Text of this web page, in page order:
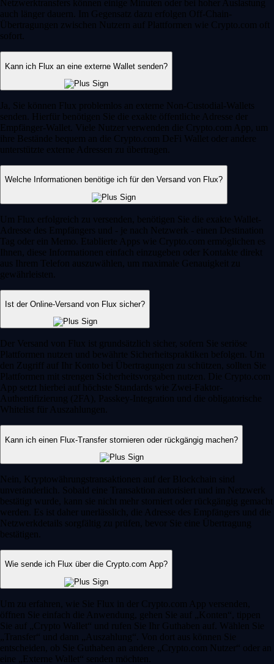
Netzwerktransfers können einige Minuten oder bei hoher Auslastung
auch länger dauern. Im Gegensatz dazu erfolgen Off-Chain-
Übertragungen zwischen Nutzern auf Plattformen wie Crypto.com oft
sofort.
Kann ich Flux an eine externe Wallet senden?
Ja, Sie können Flux problemlos an externe Non-Custodial-Wallets
senden. Hierfür benötigen Sie die exakte öffentliche Adresse der
Empfänger-Wallet. Viele Nutzer verwenden die Crypto.com App, um
ihre Bestände bequem an die Crypto.com DeFi Wallet oder andere
unterstützte externe Adressen zu übertragen.
Welche Informationen benötige ich für den Versand von Flux?
Um Flux erfolgreich zu versenden, benötigen Sie die exakte Wallet-
Adresse des Empfängers und - je nach Netzwerk - einen Destination
Tag oder ein Memo. Etablierte Apps wie Crypto.com ermöglichen es
Ihnen, diese Informationen einfach einzugeben oder Kontakte direkt
aus Ihrem Telefon auszuwählen, um maximale Genauigkeit zu
gewährleisten.
Ist der Online-Versand von Flux sicher?
Der Versand von Flux ist grundsätzlich sicher, sofern Sie seriöse
Plattformen nutzen und bewährte Sicherheitspraktiken befolgen. Um
den Zugriff auf Ihr Konto bei Übertragungen zu schützen, sollten Sie
Plattformen mit strengen Sicherheitsvorgaben nutzen. Die Crypto.com
App setzt hierbei auf höchste Standards wie Zwei-Faktor-
Authentifizierung (2FA), Passkey-Integration und die obligatorische
Whitelist für Auszahlungen.
Kann ich einen Flux-Transfer stornieren oder rückgängig machen?
Nein, Kryptowährungstransaktionen auf der Blockchain sind
unveränderlich. Sobald eine Transaktion autorisiert und im Netzwerk
bestätigt wurde, kann sie nicht mehr storniert oder rückgängig gemacht
werden. Es ist daher unerlässlich, die Adresse des Empfängers und die
Netzwerkdetails sorgfältig zu prüfen, bevor Sie eine Übertragung
bestätigen.
Wie sende ich Flux über die Crypto.com App?
Um zu erfahren, wie Sie Flux in der Crypto.com App versenden,
öffnen Sie einfach die Anwendung, gehen Sie auf „Konten“, tippen
Sie auf „Crypto Wallet“ und rufen Sie Ihr Guthaben auf. Wählen Sie
„Transfer“ und dann „Auszahlung“. Von dort aus können Sie
entscheiden, ob Sie Guthaben an andere „Crypto.com Nutzer“ oder an
eine „Externe Wallet“ senden möchten.